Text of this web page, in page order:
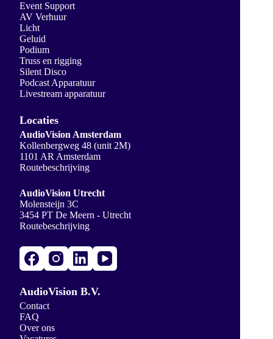
Event Support
AV Verhuur
Licht
Geluid
Podium
Truss en rigging
Silent Disco
Podcast Apparatuur
Livestream apparatuur
Locaties
AudioVision Amsterdam
Kollenbergweg 48 (unit 2M)
1101 AR Amsterdam
Routebeschrijving
AudioVision Utrecht
Molensteijn 3C
3454 PT De Meern - Utrecht
Routebeschrijving
AudioVision B.V.
Contact
FAQ
Over ons